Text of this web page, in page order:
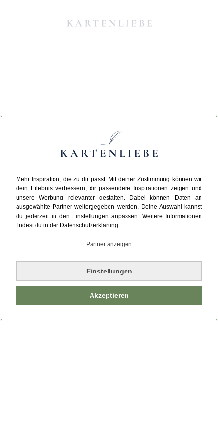
Mehr Inspiration, die zu dir passt. Mit deiner Zustimmung können wir
dein Erlebnis verbessern, dir passendere Inspirationen zeigen und
unsere Werbung relevanter gestalten. Dabei können Daten an
ausgewählte Partner weitergegeben werden. Deine Auswahl kannst
du jederzeit in den Einstellungen anpassen. Weitere Informationen
findest du in der Datenschutzerklärung.
Partner anzeigen
Einstellungen
Akzeptieren
Da ist etwas schiefgelaufen.
Leider ist ein technischer Fehler aufgetreten.
Bitte laden Sie die Seite neu.